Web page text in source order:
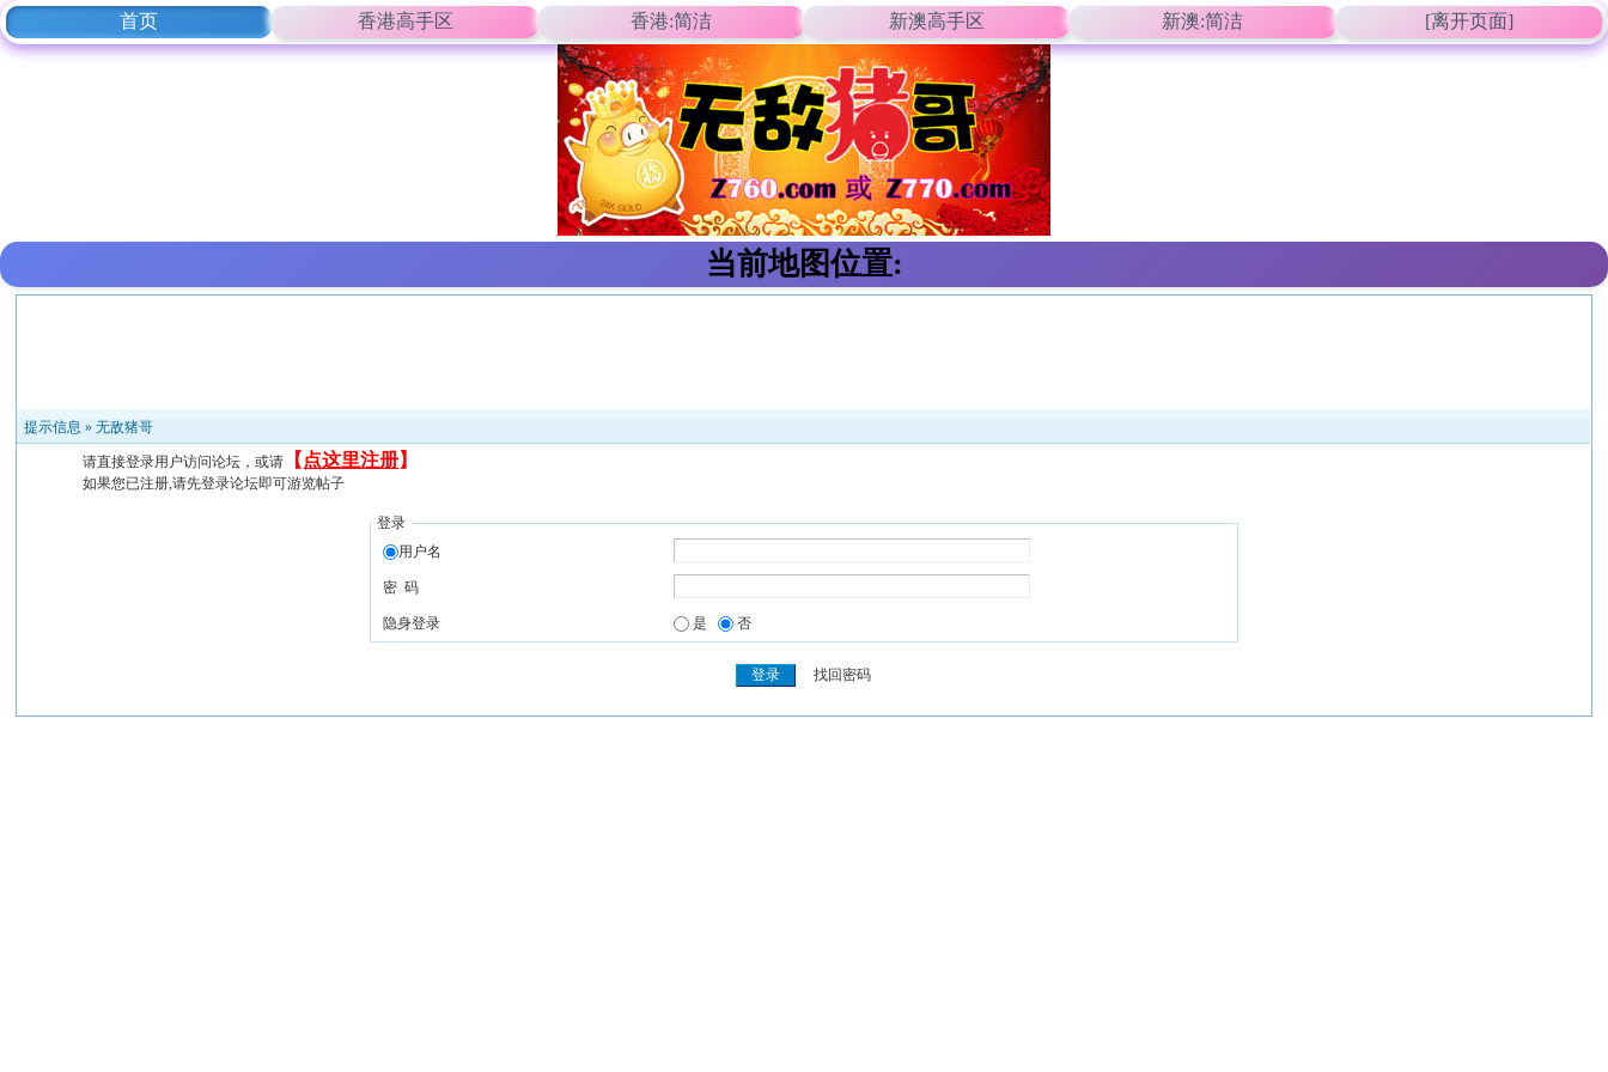
首页 香港高手区 香港:简洁 新澳高手区 新澳:简洁 [离开页面]
当前地图位置:
提示信息 »无敌猪哥
请直接登录用户访问论坛，或请 【 点这里注册】
如果您已注册,请先登录论坛即可游览帖子
登录
用户名
密 码
隐身登录 是 否
找回密码